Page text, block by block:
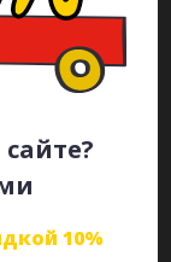
10%